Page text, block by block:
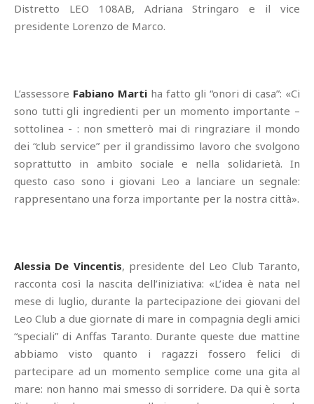
Distretto LEO 108AB, Adriana Stringaro e il vice
presidente Lorenzo de Marco.
L’assessore Fabiano Marti ha fatto gli “onori di casa”: «Ci
sono tutti gli ingredienti per un momento importante –
sottolinea - : non smetterò mai di ringraziare il mondo
dei “club service” per il grandissimo lavoro che svolgono
soprattutto in ambito sociale e nella solidarietà. In
questo caso sono i giovani Leo a lanciare un segnale:
rappresentano una forza importante per la nostra città».
Alessia De Vincentis, presidente del Leo Club Taranto,
racconta così la nascita dell’iniziativa: «L’idea è nata nel
mese di luglio, durante la partecipazione dei giovani del
Leo Club a due giornate di mare in compagnia degli amici
“speciali” di Anffas Taranto. Durante queste due mattine
abbiamo visto quanto i ragazzi fossero felici di
partecipare ad un momento semplice come una gita al
mare: non hanno mai smesso di sorridere. Da qui è sorta